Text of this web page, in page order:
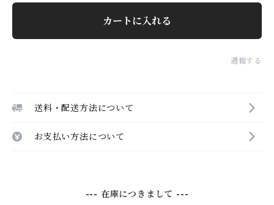
カートに入れる
通報する
送料・配送方法について
お支払い方法について
--- 在庫につきまして ---